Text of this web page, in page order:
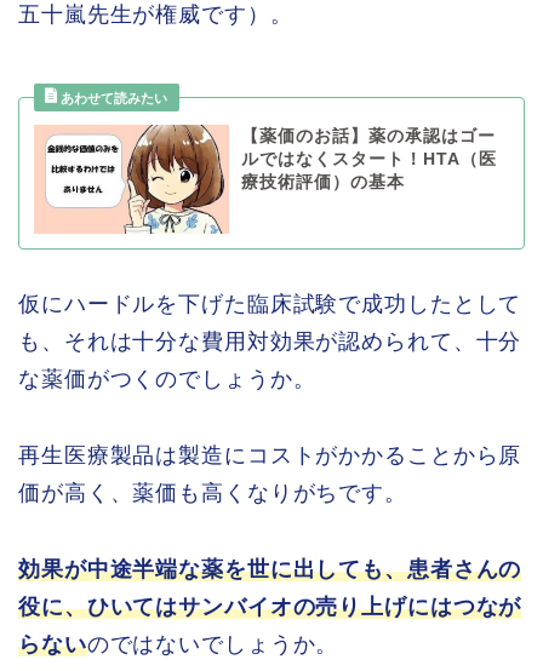
五十嵐先生が権威です）。
【薬価のお話】薬の承認はゴー
ルではなくスタート！HTA（医
療技術評価）の基本
仮にハードルを下げた臨床試験で成功したとして
も、それは十分な費用対効果が認められて、十分
な薬価がつくのでしょうか。
再生医療製品は製造にコストがかかることから原
価が高く、薬価も高くなりがちです。
効果が中途半端な薬を世に出しても、患者さんの
役に、ひいてはサンバイオの売り上げにはつなが
らないのではないでしょうか。